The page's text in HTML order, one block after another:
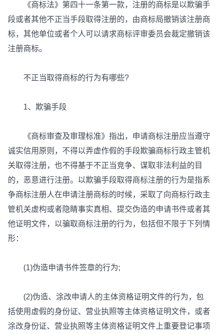
《商标法》第四十一条第一款，注册的商标是以欺骗手
段或者其他不正当手段取得注册的，由商标局撤销该注册商
标，其他单位或者个人可以请求商标评审委员会裁定撤销该
注册商标。
不正当取得商标的行为有哪些?
1、欺骗手段
《商标审查及审理标准》指出，申请商标注册应当遵守
诚实信用原则，不得以弄虚作假的手段欺骗商标行政主管机
关取得注册，也不得基于不正当竞争、谋取非法利益的目
的，恶意进行注册。以欺骗手段取得商标注册的行为是指系
争商标注册人在申请注册商标的时候，采取了向商标行政主
管机关虚构或者隐睛事实真相、提交伪造的申请书件或者其
他证明文件，以骗取商标注册的行为，包括但不限于下列情
形：
(1)伪造申请书件签章的行为;
(2)伪造、涂改申请人的主体资格证明文件的行为，包
括使用虚假的身份证、营业执照等主体资格证明文件，或者
涂改身份证、营业执照等主体资格证明文件上重要登记事项